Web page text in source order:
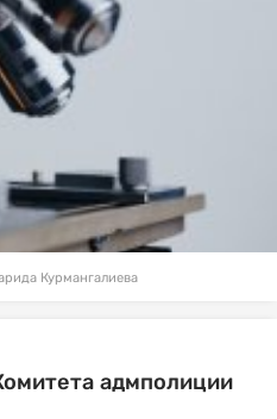
Курмангалиева
адмполиции